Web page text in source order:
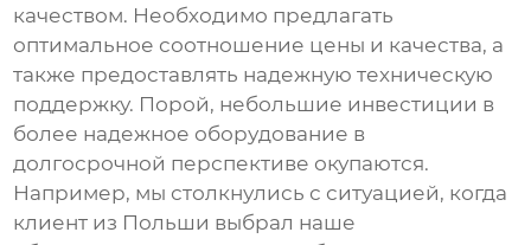
качеством. Необходимо предлагать
оптимальное соотношение цены и качества, а
также предоставлять надежную техническую
поддержку. Порой, небольшие инвестиции в
более надежное оборудование в
долгосрочной перспективе окупаются.
Например, мы столкнулись с ситуацией, когда
клиент из Польши выбрал наше